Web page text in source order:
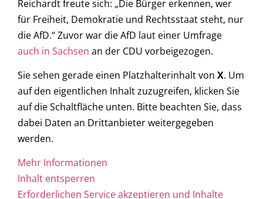
Reichardt freute sich: „Die Bürger erkennen, wer
für Freiheit, Demokratie und Rechtsstaat steht, nur
die AfD.“ Zuvor war die AfD laut einer Umfrage
auch in Sachsen an der CDU vorbeigezogen.
Sie sehen gerade einen Platzhalterinhalt von X. Um
auf den eigentlichen Inhalt zuzugreifen, klicken Sie
auf die Schaltfläche unten. Bitte beachten Sie, dass
dabei Daten an Drittanbieter weitergegeben
werden.
Mehr Informationen
Inhalt entsperren
Erforderlichen Service akzeptieren und Inhalte